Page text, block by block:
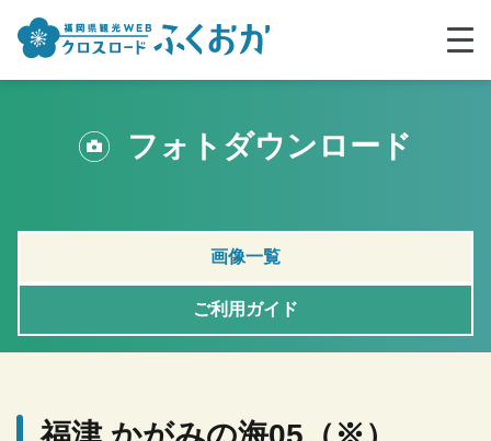
フォトダウンロード
画像一覧
ご利用ガイド